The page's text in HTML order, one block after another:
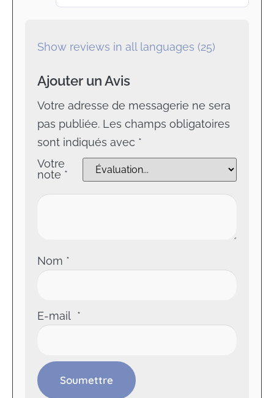
Show reviews in all languages (25)
Ajouter un Avis
Votre adresse de messagerie ne sera
pas publiée. Les champs obligatoires
sont indiqués avec *
Votre
note *
Nom *
E-mail *